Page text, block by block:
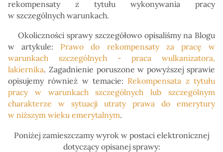
rekompensaty z tytułu wykonywania pracy
w szczególnych warunkach.
Okoliczności sprawy szczegółowo opisaliśmy na Blogu
w artykule: Prawo do rekompensaty za pracę w
warunkach szczególnych - praca wulkanizatora,
lakiernika. Zagadnienie poruszone w powyższej sprawie
opisujemy również w temacie: Rekompensata z tytułu
pracy w warunkach szczególnych lub szczególnym
charakterze w sytuacji utraty prawa do emerytury
w niższym wieku emerytalnym.
Poniżej zamieszczamy wyrok w postaci elektronicznej
dotyczący opisanej sprawy: